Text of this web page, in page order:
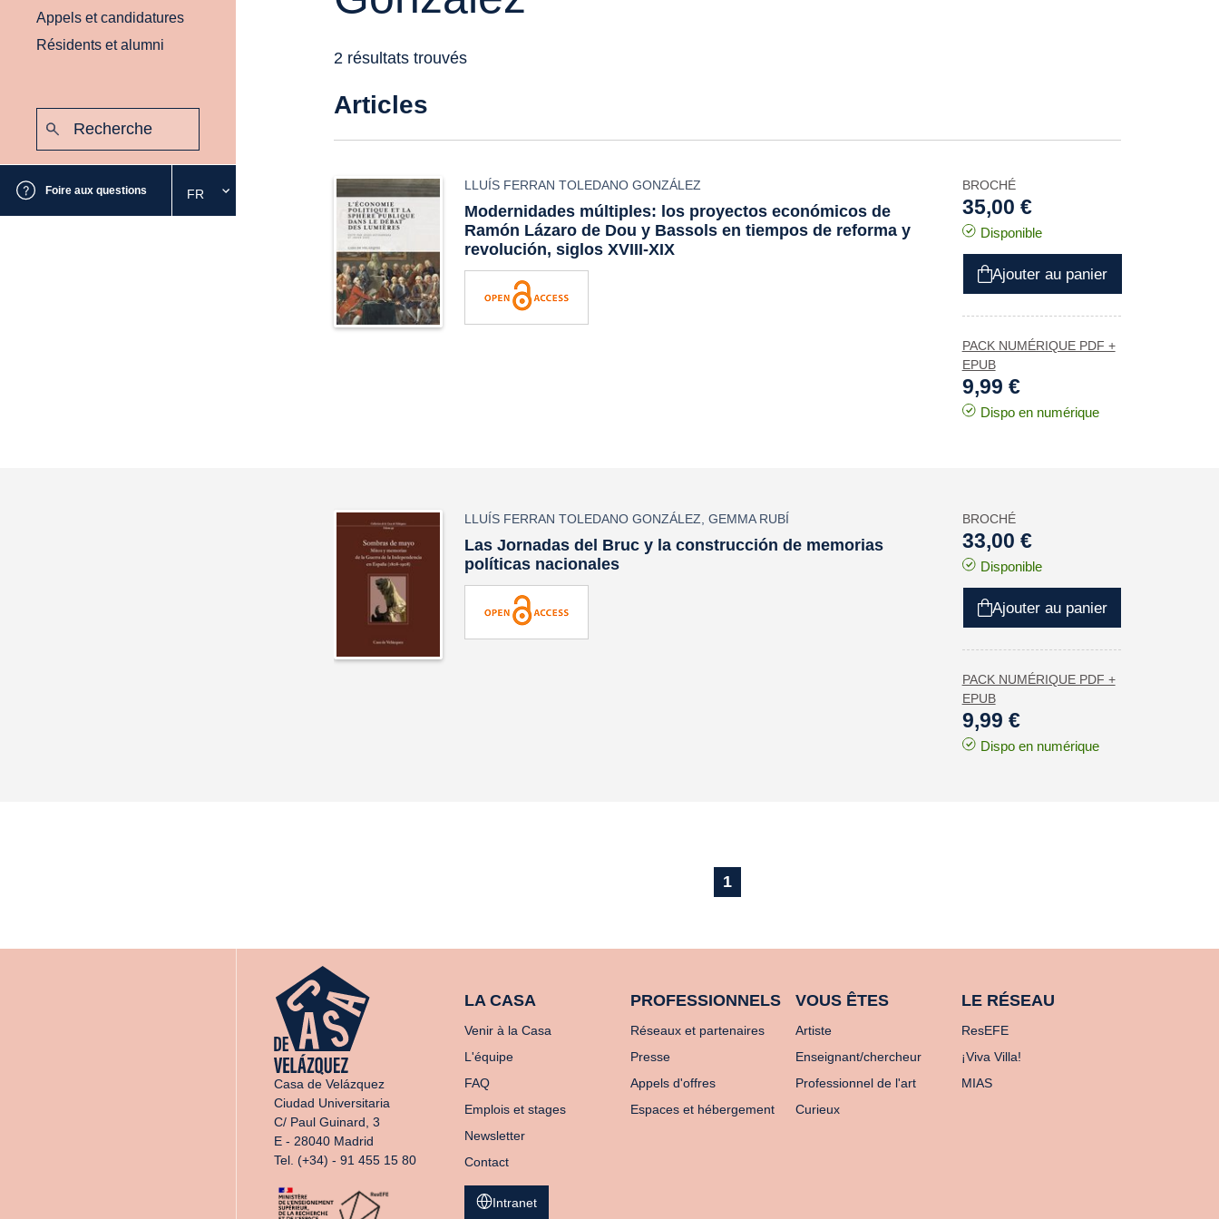
Appels et candidatures
Résidents et alumni
Foire aux questions
Sélectionnez
la
FR
2 résultats trouvés
Articles
LLUÍS FERRAN TOLEDANO GONZÁLEZ
Modernidades múltiples: los proyectos económicos de
Ramón Lázaro de Dou y Bassols en tiempos de reforma y
revolución, siglos XVIII-XIX
BROCHÉ
35,00 €
Disponible
Ajouter au panier
PACK NUMÉRIQUE PDF +
EPUB
9,99 €
Dispo en numérique
LLUÍS FERRAN TOLEDANO GONZÁLEZ ,GEMMA RUBÍ
Las Jornadas del Bruc y la construcción de memorias
políticas nacionales
BROCHÉ
33,00 €
Disponible
Ajouter au panier
PACK NUMÉRIQUE PDF +
EPUB
9,99 €
Dispo en numérique
1
Casa de Velázquez
Ciudad Universitaria
C/ Paul Guinard, 3
E - 28040 Madrid
Tel. (+34) - 91 455 15 80
LA CASA
Venir à la Casa
L'équipe
FAQ
Emplois et stages
Newsletter
Contact
PROFESSIONNELS
Réseaux et partenaires
Presse
Appels d'offres
Espaces et hébergement
VOUS ÊTES
Artiste
Enseignant/chercheur
Professionnel de l'art
Curieux
LE RÉSEAU
ResEFE
¡Viva Villa!
MIAS
Intranet